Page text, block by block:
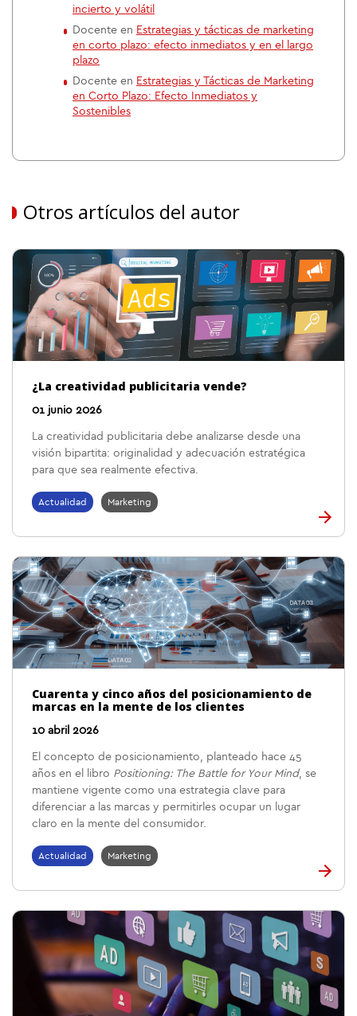
incierto y volátil
Docente en Estrategias y tácticas de marketing
en corto plazo: efecto inmediatos y en el largo
plazo
Docente en Estrategias y Tácticas de Marketing
en Corto Plazo: Efecto Inmediatos y
Sostenibles
Otros artículos del autor
¿La creatividad publicitaria vende?
01 junio 2026
La creatividad publicitaria debe analizarse desde una
visión bipartita: originalidad y adecuación estratégica
para que sea realmente efectiva.
Actualidad Marketing
Cuarenta y cinco años del posicionamiento de
marcas en la mente de los clientes
10 abril 2026
El concepto de posicionamiento, planteado hace 45
años en el libro Positioning: The Battle for Your Mind, se
mantiene vigente como una estrategia clave para
diferenciar a las marcas y permitirles ocupar un lugar
claro en la mente del consumidor.
Actualidad Marketing